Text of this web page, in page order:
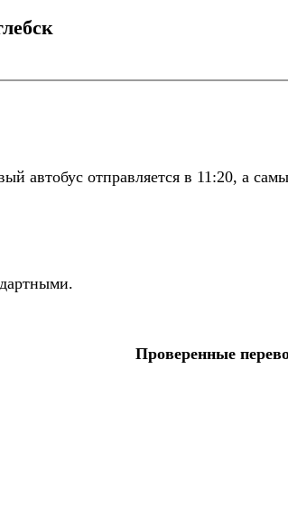
автобус отправляется в 11:20, а
Проверенные